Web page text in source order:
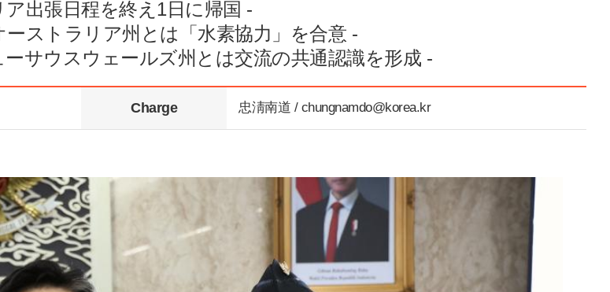
出張日程を終え1日に帰国 -
ストラリア州とは「水素協力」を合意 -
サウスウェールズ州とは交流の共通認識を形成 -
Charge 忠淸南道 / chungnamdo@korea.kr